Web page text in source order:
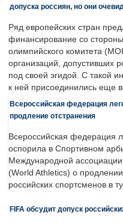
допуска россиян, но они
Ряд европейских стран
финансирование со
олимпийского комитета
организаций, допустивших
под своей эгидой. С такой
к ней присоединились еще
Всероссийская федерация
продление отстранения
Всероссийская федерация
оспорила в Спортивном
Международной
(World Athletics) о
российских спортсменов в
FIFA обсудит допуск